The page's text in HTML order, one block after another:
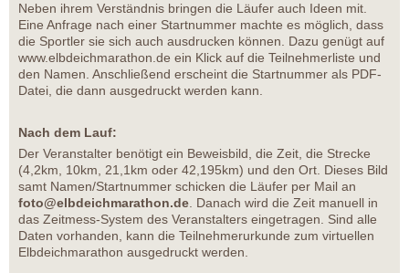
Neben ihrem Verständnis bringen die Läufer auch Ideen mit.
Eine Anfrage nach einer Startnummer machte es möglich, dass
die Sportler sie sich auch ausdrucken können. Dazu genügt auf
www.elbdeichmarathon.de ein Klick auf die Teilnehmerliste und
den Namen. Anschließend erscheint die Startnummer als PDF-
Datei, die dann ausgedruckt werden kann.
Nach dem Lauf:
Der Veranstalter benötigt ein Beweisbild, die Zeit, die Strecke
(4,2km, 10km, 21,1km oder 42,195km) und den Ort. Dieses Bild
samt Namen/Startnummer schicken die Läufer per Mail an
foto@elbdeichmarathon.de. Danach wird die Zeit manuell in
das Zeitmess-System des Veranstalters eingetragen. Sind alle
Daten vorhanden, kann die Teilnehmerurkunde zum virtuellen
Elbdeichmarathon ausgedruckt werden.